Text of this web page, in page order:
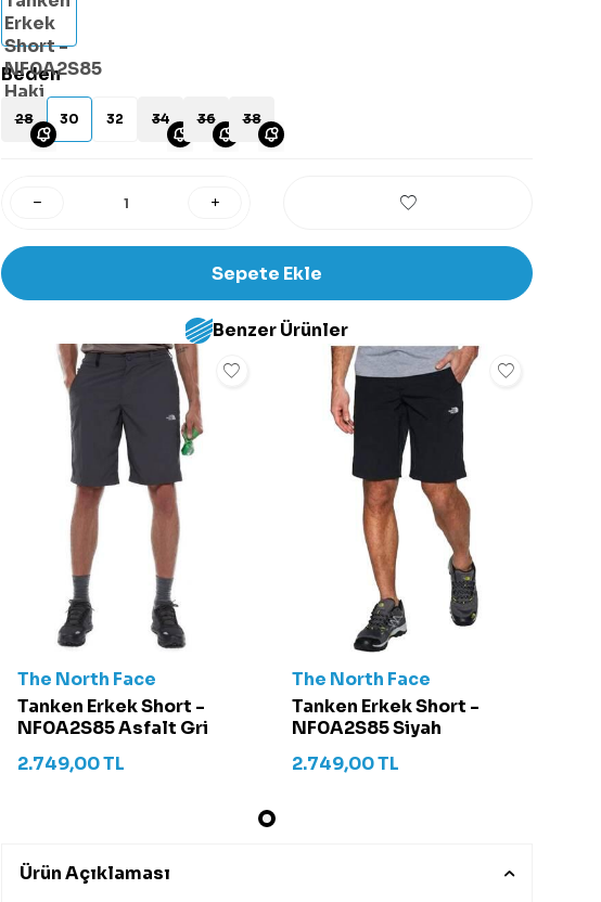
Beden
28 30 32 34 36 38
Sepete Ekle
Benzer Ürünler
The North Face
Tanken Erkek Short -
NF0A2S85 Asfalt Gri
2.749,00TL
The North Face
Tanken Erkek Short -
NF0A2S85 Siyah
2.749,00TL
Ürün Açıklaması